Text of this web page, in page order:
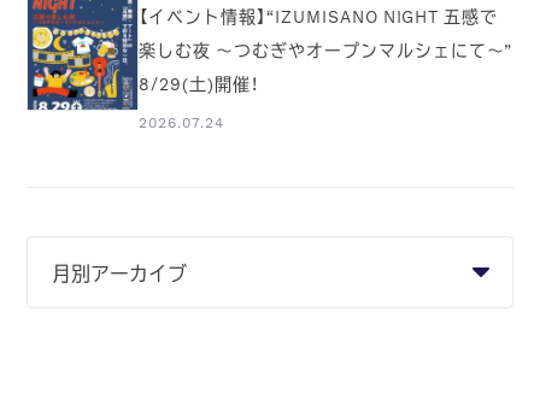
【イベント情報】“IZUMISANO NIGHT 五感で
楽しむ夜 ～つむぎやオープンマルシェにて～”
8/29(土)開催！
2026.07.24